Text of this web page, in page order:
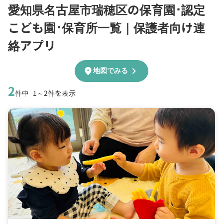
愛知県名古屋市瑞穂区の保育園･認定
こども園･保育所一覧｜保護者向け連
絡アプリ
2件中 1～2件を表示
location_on地図でみる chevron_right